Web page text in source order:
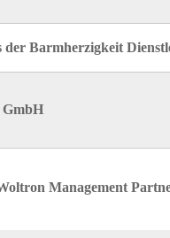
der Barmherzigkeit
GmbH
Management